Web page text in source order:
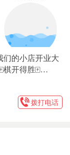
们的小店开业大
棋开得胜🀄️…
拨打电话